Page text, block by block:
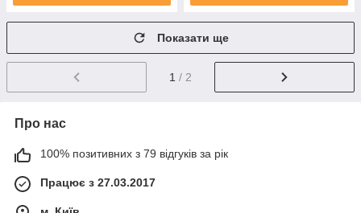
Показати ще
1 / 2
Про нас
100% позитивних з 79 відгуків за рік
Працює з 27.03.2017